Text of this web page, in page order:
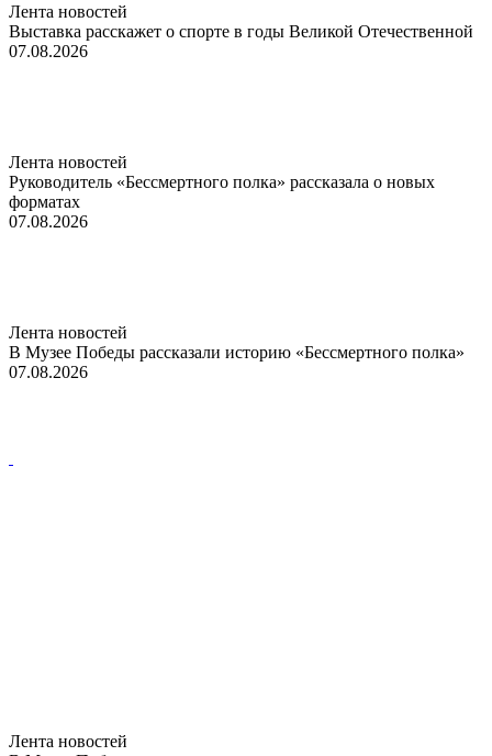
Лента новостей
Выставка расскажет о спорте в годы Великой Отечественной
07.08.2026
Лента новостей
Руководитель «Бессмертного полка» рассказала о новых
форматах
07.08.2026
Лента новостей
В Музее Победы рассказали историю «Бессмертного полка»
07.08.2026
Лента новостей